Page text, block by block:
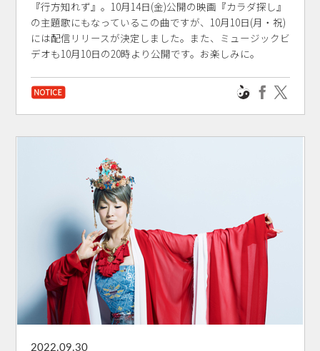
『行方知れず』。10月14日(金)公開の映画『カラダ探し』
の主題歌にもなっているこの曲ですが、10月10日(月・祝)
には配信リリースが決定しました。また、ミュージックビ
デオも10月10日の20時より公開です。お楽しみに。
2022.09.30